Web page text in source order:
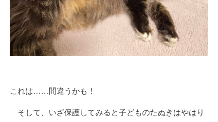
これは……間違うかも！
そして、いざ保護してみると子どものたぬきはやはり